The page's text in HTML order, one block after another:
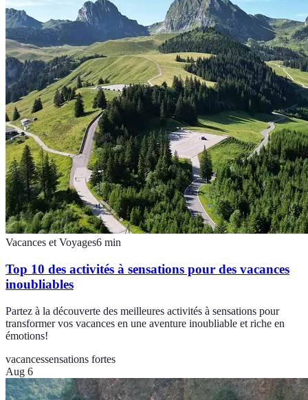
Vacances et Voyages6 min
Top 10 des activités à sensations pour des vacances
inoubliables
Partez à la découverte des meilleures activités à sensations pour
transformer vos vacances en une aventure inoubliable et riche en
émotions!
vacancessensations fortes
Aug 6